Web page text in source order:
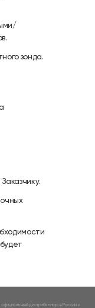
зонда.
дистрибьютор в России и